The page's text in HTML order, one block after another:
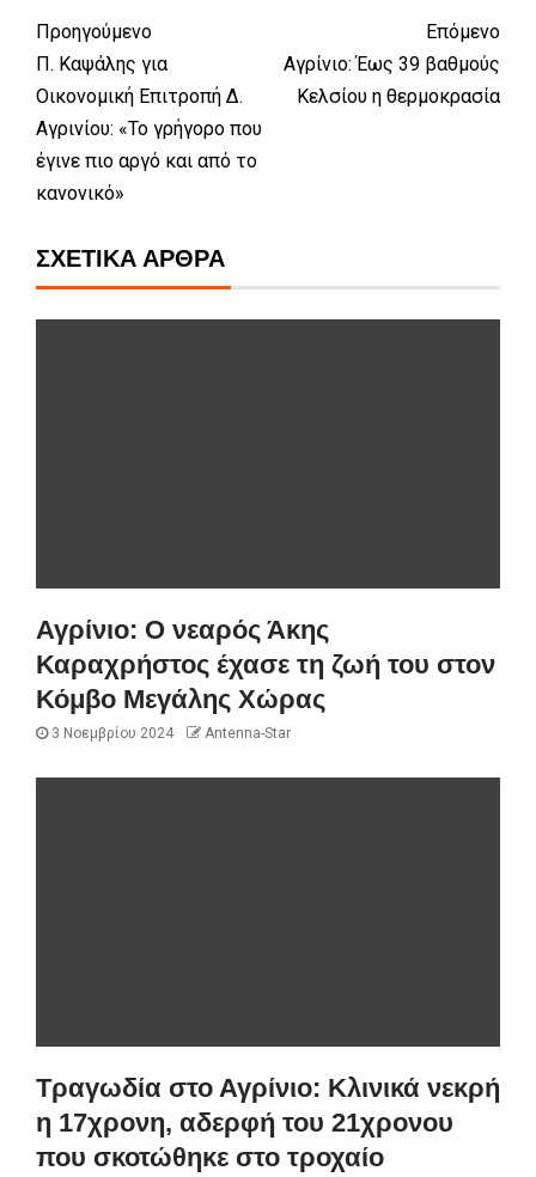
Προηγούμενο
Π. Καψάλης για
Οικονομική Επιτροπή Δ.
Αγρινίου: «Το γρήγορο που
έγινε πιο αργό και από το
κανονικό»
Επόμενο
Αγρίνιο: Έως 39 βαθμούς
Κελσίου η θερμοκρασία
ΣΧΕΤΙΚΆ ΆΡΘΡΑ
Αγρίνιο: Ο νεαρός Άκης
Καραχρήστος έχασε τη ζωή του στον
Κόμβο Μεγάλης Χώρας
3 Νοεμβρίου 2024 Antenna-Star
Τραγωδία στο Αγρίνιο: Κλινικά νεκρή
η 17χρονη, αδερφή του 21χρονου
που σκοτώθηκε στο τροχαίο